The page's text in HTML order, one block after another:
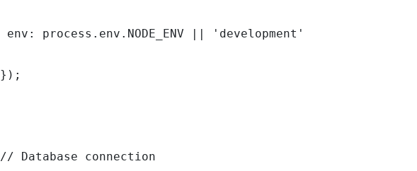
env: process.env.NODE_ENV || 'development'
});
// Database connection